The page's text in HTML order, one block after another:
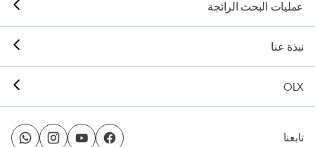
عمليات البحث الرائجة
نبذة عنا
OLX
تابعنا